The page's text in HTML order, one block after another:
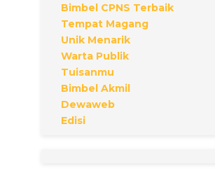
Bimbel CPNS Terbaik
Tempat Magang
Unik Menarik
Warta Publik
Tuisanmu
Bimbel Akmil
Dewaweb
Edisi